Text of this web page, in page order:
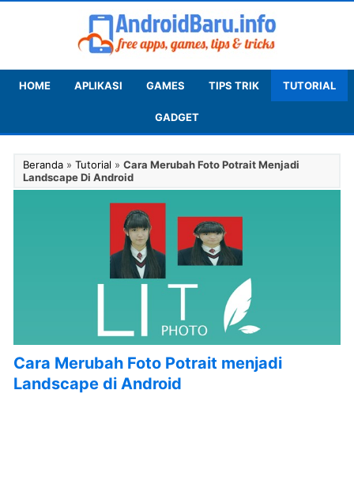
HOME APLIKASI GAMES TIPS TRIK TUTORIAL
GADGET
Beranda» Tutorial » Cara Merubah Foto Potrait Menjadi
Landscape Di Android
Cara Merubah Foto Potrait menjadi
Landscape di Android